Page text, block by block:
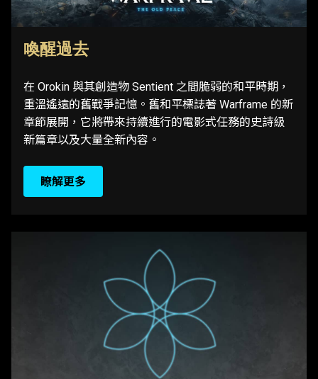
喚醒過去
在 Orokin 與其創造物 Sentient 之間脆弱的和平時期，
重溫遙遠的舊戰爭記憶。舊和平標誌著 Warframe 的新
章節展開，它將帶來持續進行的電影式任務的史詩級
新篇章以及大量全新內容。
瞭解更多